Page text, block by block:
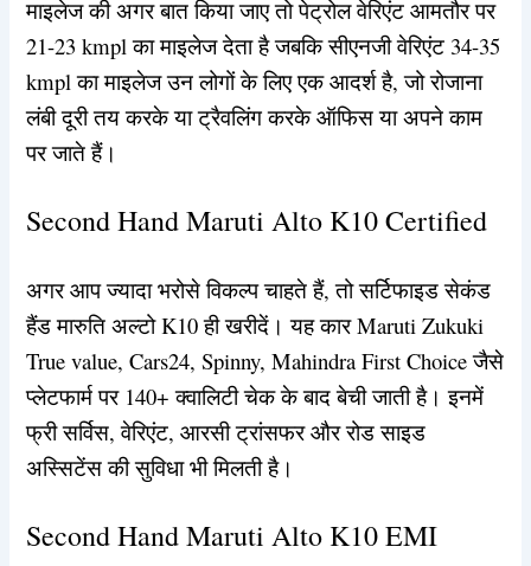
माइलेज की अगर बात किया जाए तो पेट्रोल वेरिएंट आमतौर पर
21-23 kmpl का माइलेज देता है जबकि सीएनजी वेरिएंट 34-35
kmpl का माइलेज उन लोगों के लिए एक आदर्श है, जो रोजाना
लंबी दूरी तय करके या ट्रैवलिंग करके ऑफिस या अपने काम
पर जाते हैं।
Second Hand Maruti Alto K10 Certified
अगर आप ज्यादा भरोसे विकल्प चाहते हैं, तो सर्टिफाइड सेकंड
हैंड मारुति अल्टो K10 ही खरीदें। यह कार Maruti Zukuki
True value, Cars24, Spinny, Mahindra First Choice जैसे
प्लेटफार्म पर 140+ क्वालिटी चेक के बाद बेची जाती है। इनमें
फ्री सर्विस, वेरिएंट, आरसी ट्रांसफर और रोड साइड
अस्सिटेंस की सुविधा भी मिलती है।
Second Hand Maruti Alto K10 EMI